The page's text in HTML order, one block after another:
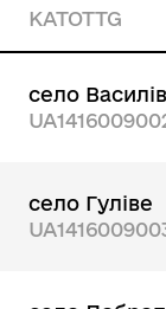
KATOTTG
село
село Гуліве